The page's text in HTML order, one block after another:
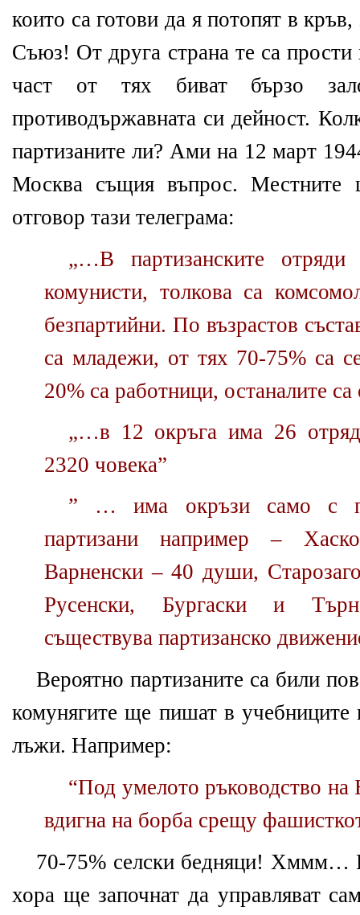
които са готови да я потопят в
Съюз! От друга страна те са прости
част от тях биват бързо
противодържавната си дейност.
партизаните ли? Ами на 12 март
Москва същия въпрос.
отговор тази телеграма:
„…В партизанските
комунисти, толкова са
безпартийни. По възрастов
са младежи, от тях 70-75% са
20% са работници, останалите са
„…в 12 окръга има 26
2320 човека”
” … има окръзи само с
партизани например –
Варненски – 40 души,
Русенски, Бургаски и
съществува партизанско
Вероятно партизаните са били
комунягите ще пишат в учебниците
лъжи. Например:
“Под умелото ръководство
вдигна на борба срещу
70-75% селски бедняци! Хммм…
хора ще започнат да управляват